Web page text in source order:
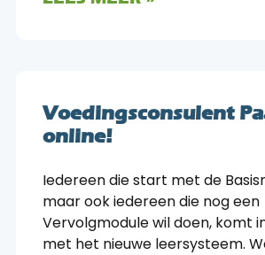
Voedingsconsulent
online!
Iedereen die start met de
maar ook iedereen die nog een
Vervolgmodule wil doen, komt
met het nieuwe leersysteem.